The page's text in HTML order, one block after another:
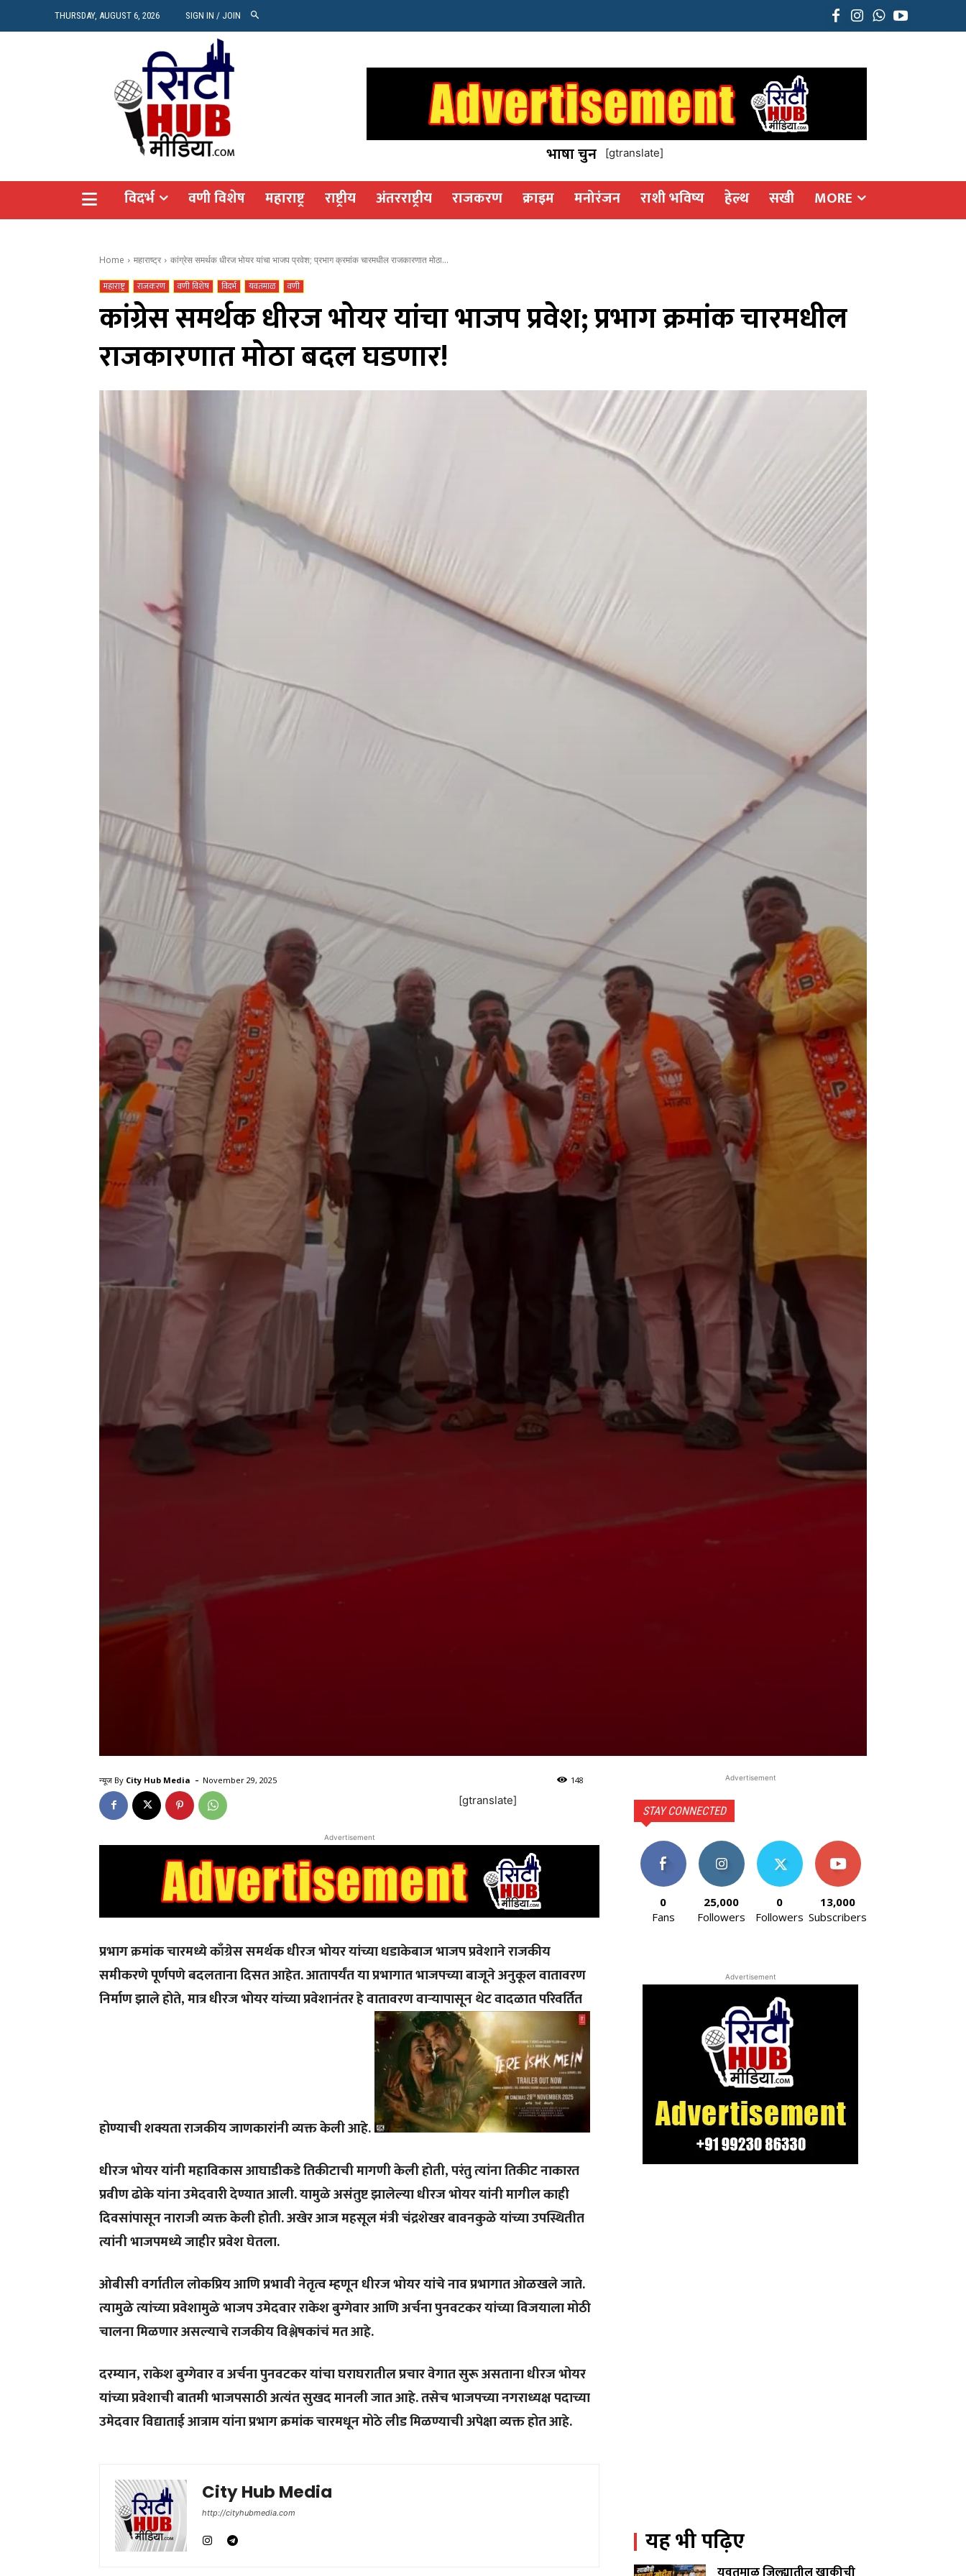
THURSDAY, AUGUST 6, 2026 SIGN IN / JOIN
भाषा चुनें [gtranslate]
विदर्भ वणी विशेष महाराष्ट्र राष्ट्रीय अंतरराष्ट्रीय राजकरण क्राइम मनोरंजन राशी भविष्य हेल्थ सखी MORE
Home महाराष्ट्र कांग्रेस समर्थक धीरज भोयर यांचा भाजप प्रवेश; प्रभाग क्रमांक चारमधील राजकारणात मोठा...
महाराष्ट्र राजकरण वणी विशेष विदर्भ यवतमाळ वणी
कांग्रेस समर्थक धीरज भोयर यांचा भाजप प्रवेश; प्रभाग क्रमांक चारमधील
राजकारणात मोठा बदल घडणार!
न्यूज By City Hub Media - November 29, 2025 148
[gtranslate]
Advertisement
प्रभाग क्रमांक चारमध्ये काँग्रेस समर्थक धीरज भोयर यांच्या धडाकेबाज भाजप प्रवेशाने राजकीय
समीकरणे पूर्णपणे बदलताना दिसत आहेत. आतापर्यंत या प्रभागात भाजपच्या बाजूने अनुकूल वातावरण
निर्माण झाले होते, मात्र धीरज भोयर यांच्या प्रवेशानंतर हे वातावरण वाऱ्यापासून थेट वादळात परिवर्तित
होण्याची शक्यता राजकीय जाणकारांनी व्यक्त केली आहे.
धीरज भोयर यांनी महाविकास आघाडीकडे तिकीटाची मागणी केली होती, परंतु त्यांना तिकीट नाकारत
प्रवीण ढोके यांना उमेदवारी देण्यात आली. यामुळे असंतुष्ट झालेल्या धीरज भोयर यांनी मागील काही
दिवसांपासून नाराजी व्यक्त केली होती. अखेर आज महसूल मंत्री चंद्रशेखर बावनकुळे यांच्या उपस्थितीत
त्यांनी भाजपमध्ये जाहीर प्रवेश घेतला.
ओबीसी वर्गातील लोकप्रिय आणि प्रभावी नेतृत्व म्हणून धीरज भोयर यांचे नाव प्रभागात ओळखले जाते.
त्यामुळे त्यांच्या प्रवेशामुळे भाजप उमेदवार राकेश बुग्गेवार आणि अर्चना पुनवटकर यांच्या विजयाला मोठी
चालना मिळणार असल्याचे राजकीय विश्लेषकांचं मत आहे.
दरम्यान, राकेश बुग्गेवार व अर्चना पुनवटकर यांचा घराघरातील प्रचार वेगात सुरू असताना धीरज भोयर
यांच्या प्रवेशाची बातमी भाजपसाठी अत्यंत सुखद मानली जात आहे. तसेच भाजपच्या नगराध्यक्ष पदाच्या
उमेदवार विद्याताई आत्राम यांना प्रभाग क्रमांक चारमधून मोठे लीड मिळण्याची अपेक्षा व्यक्त होत आहे.
City Hub Media
http://cityhubmedia.com
Advertisement
STAY CONNECTED
0
Fans
25,000
Followers
0
Followers
13,000
Subscribers
Advertisement
यह भी पढ़िए